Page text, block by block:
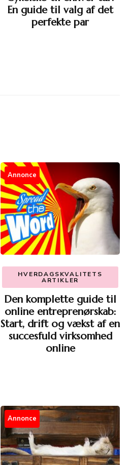
En guide til valg af det
perfekte par
Annonce
HVERDAGSKVALITETS
ARTIKLER
Den komplette guide til
online entreprenørskab:
Start, drift og vækst af en
succesfuld virksomhed
online
Annonce